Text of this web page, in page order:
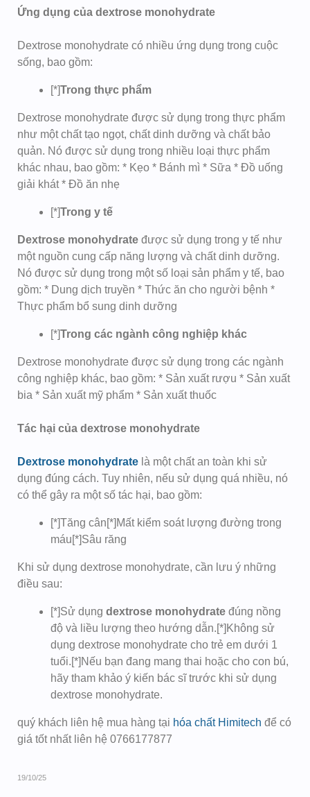
Ứng dụng của dextrose monohydrate
Dextrose monohydrate có nhiều ứng dụng trong cuộc
sống, bao gồm:
[*]Trong thực phẩm
Dextrose monohydrate được sử dụng trong thực phẩm
như một chất tạo ngọt, chất dinh dưỡng và chất bảo
quản. Nó được sử dụng trong nhiều loại thực phẩm
khác nhau, bao gồm: * Kẹo * Bánh mì * Sữa * Đồ uống
giải khát * Đồ ăn nhẹ
[*]Trong y tế
Dextrose monohydrate được sử dụng trong y tế như
một nguồn cung cấp năng lượng và chất dinh dưỡng.
Nó được sử dụng trong một số loại sản phẩm y tế, bao
gồm: * Dung dịch truyền * Thức ăn cho người bệnh *
Thực phẩm bổ sung dinh dưỡng
[*]Trong các ngành công nghiệp khác
Dextrose monohydrate được sử dụng trong các ngành
công nghiệp khác, bao gồm: * Sản xuất rượu * Sản xuất
bia * Sản xuất mỹ phẩm * Sản xuất thuốc
Tác hại của dextrose monohydrate
Dextrose monohydrate là một chất an toàn khi sử
dụng đúng cách. Tuy nhiên, nếu sử dụng quá nhiều, nó
có thể gây ra một số tác hại, bao gồm:
[*]Tăng cân[*]Mất kiểm soát lượng đường trong
máu[*]Sâu răng
Khi sử dụng dextrose monohydrate, cần lưu ý những
điều sau:
[*]Sử dụng dextrose monohydrate đúng nồng
độ và liều lượng theo hướng dẫn.[*]Không sử
dụng dextrose monohydrate cho trẻ em dưới 1
tuổi.[*]Nếu bạn đang mang thai hoặc cho con bú,
hãy tham khảo ý kiến bác sĩ trước khi sử dụng
dextrose monohydrate.
quý khách liên hệ mua hàng tại hóa chất Himitech để có
giá tốt nhất liên hệ 0766177877
19/10/25